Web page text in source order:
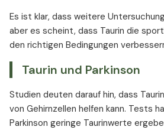
Es ist klar, dass weitere
aber es scheint, dass Taurin die
den richtigen Bedingungen
Taurin und Parkinson
Studien deuten darauf hin, dass
von Gehirnzellen helfen kann. Tests
Parkinson geringe Taurinwerte